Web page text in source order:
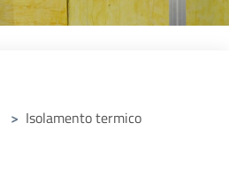
> Isolamento termico